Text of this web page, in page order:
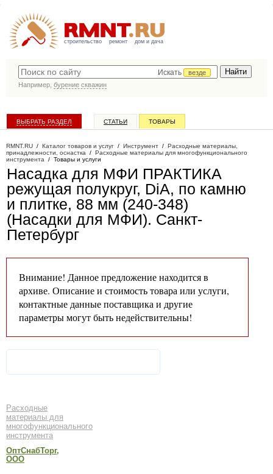
строительство ремонт дом и дача
Искать
везде
Например, бурение скважин
ВЫБРАТЬ РАЗДЕЛ СТАТЬИ ТОВАРЫ
RMNT.RU / Каталог товаров и услуг / Инструмент / Расходные материалы,
принадлежности, оснастка / Расходные материалы для многофункционального
инструмента / Товары и услуги
Насадка для МФИ ПРАКТИКА
режущая полукруг, DiA, по камню
и плитке, 88 мм (240-348)
(Насадки для МФИ). Санкт-
Петербург
Внимание! Данное предложение находится в
архиве. Описание и стоимость товара или услуги,
контактные данные поставщика и другие
параметры могут быть недействительны!
Расходные
материалы для
многофункционального
инструмента
ОптСнабТорг,
ООО